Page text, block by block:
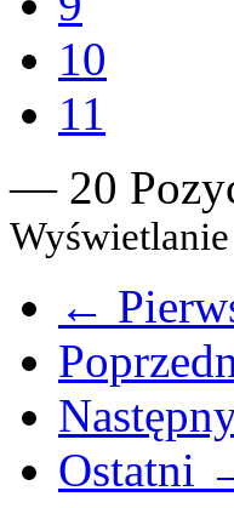
10
11
— 20
←
Ostatni